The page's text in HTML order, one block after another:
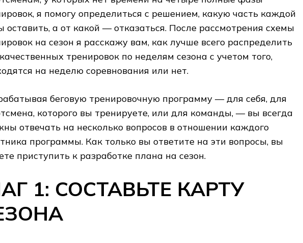
я помогу определиться с решением, какую часть каждой
оставить, а от какой — отказаться. После рассмотрения схемы
на сезон я расскажу вам, как лучше всего распределить
тренировок по неделям сезона с учетом того,
на неделю соревнования или нет.
беговую тренировочную программу — для себя, для
которого вы тренируете, или для команды, — вы всегда
отвечать на несколько вопросов в отношении каждого
программы. Как только вы ответите на эти вопросы, вы
приступить к разработке плана на сезон.
1: СОСТАВЬТЕ КАРТУ